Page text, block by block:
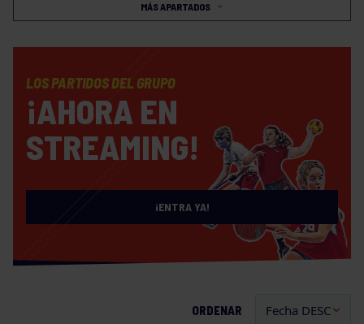
MÁS APARTADOS
LOS PARTIDOS DEL GRUPO
¡AHORA EN
STREAMING!
¡ENTRA YA!
ORDENAR